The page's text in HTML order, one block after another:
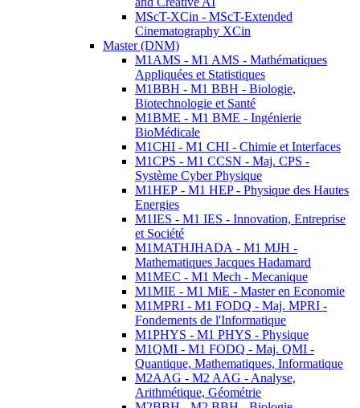
MScT-XCin - MScT-Extended
Cinematography XCin
Master (DNM)
M1AMS - M1 AMS - Mathématiques
Appliquées et Statistiques
M1BBH - M1 BBH - Biologie,
Biotechnologie et Santé
M1BME - M1 BME - Ingénierie
BioMédicale
M1CHI - M1 CHI - Chimie et Interfaces
M1CPS - M1 CCSN - Maj. CPS -
Système Cyber Physique
M1HEP - M1 HEP - Physique des Hautes
Energies
M1IES - M1 IES - Innovation, Entreprise
et Société
M1MATHJHADA - M1 MJH -
Mathematiques Jacques Hadamard
M1MEC - M1 Mech - Mecanique
M1MIE - M1 MiE - Master en Economie
M1MPRI - M1 FODQ - Maj. MPRI -
Fondements de l'Informatique
M1PHYS - M1 PHYS - Physique
M1QMI - M1 FODQ - Maj. QMI -
Quantique, Mathematiques, Informatique
M2AAG - M2 AAG - Analyse,
Arithmétique, Géométrie